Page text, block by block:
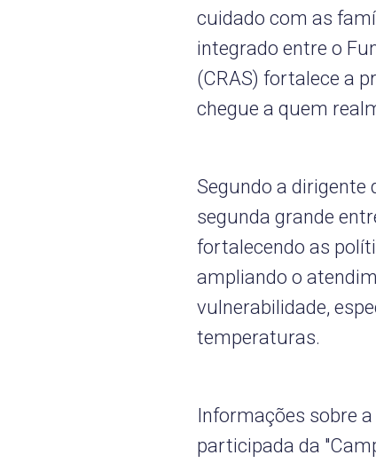
cuidado com as
integrado entre o
(CRAS) fortalece a
chegue a quem
Segundo a dirigente
segunda grande
fortalecendo as
ampliando o
vulnerabilidade,
temperaturas.
Informações sobre
participada da